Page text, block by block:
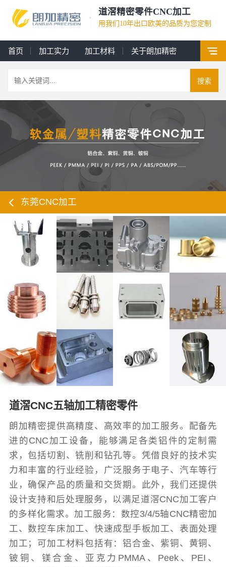
道滘精密零件CNC加工
用我们10年出口欧美的品质为您定制
首页 加工实力 加工材料 关于朗加精密
搜索
东莞CNC加工
道滘CNC五轴加工精密零件
朗加精密提供高精度、高效率的加工服务。配备先
进的CNC加工设备，能够满足各类铝件的定制需
求，包括切割、铣削和钻孔等。凭借良好的技术实
力和丰富的行业经验，广泛服务于电子、汽车等行
业，确保产品的质量和交货期。此外，我们还提供
设计支持和后处理服务，以满足道滘CNC加工客户
的多样化需求。加工服务：数控3/4/5轴CNC精密加
工、数控车床加工、快速成型手板加工、表面处理
加工；可加工材料包括有：铝合金、紫铜、黄铜、
铍铜、镁合金、亚克力PMMA、Peek、PEI、